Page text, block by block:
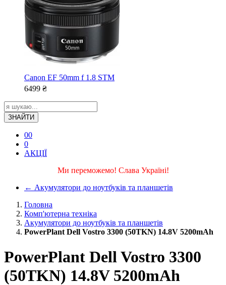
Canon EF 50mm f 1.8 STM
6499 ₴
ЗНАЙТИ
00
0
АКЦІЇ
Ми переможемо! Слава Україні!
← Акумулятори до ноутбуків та планшетів
Головна
Комп'ютерна техніка
Акумулятори до ноутбуків та планшетів
PowerPlant Dell Vostro 3300 (50TKN) 14.8V 5200mAh
PowerPlant Dell Vostro 3300
(50TKN) 14.8V 5200mAh